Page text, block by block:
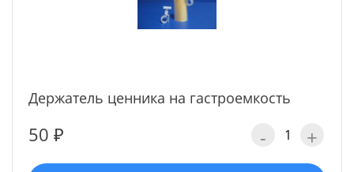
Держатель ценника на гастроемкость
50 ₽ - +